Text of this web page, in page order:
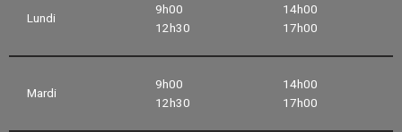
Lundi
9h00
12h30
14h00
17h00
Mardi
9h00
12h30
14h00
17h00